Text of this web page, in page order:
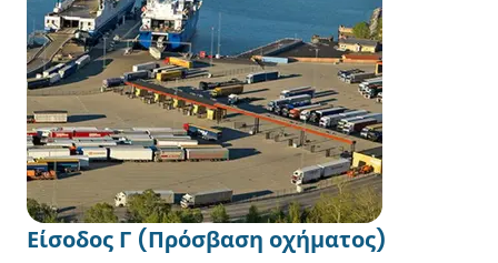
Είσοδος Γ (Πρόσβαση οχήματος)